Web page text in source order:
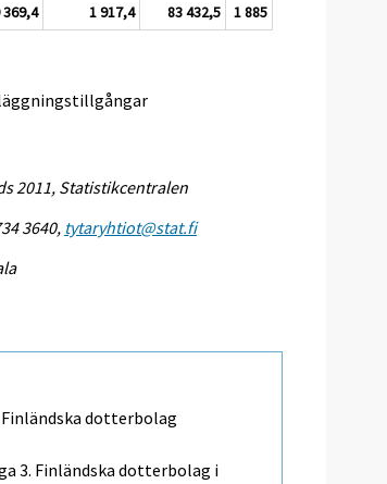
369,4 1 917,4 83 432,5 1 885
2011, Statistikcentralen
3640, tytaryhtiot@stat.fi
dotterbolag
3. Finländska dotterbolag i